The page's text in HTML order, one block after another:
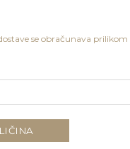
se obračunava prilikom